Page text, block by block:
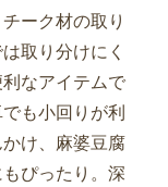
ーク材の取り
取り分けにく
なアイテムで
も小回りが利
け、麻婆豆腐
ぴったり。深